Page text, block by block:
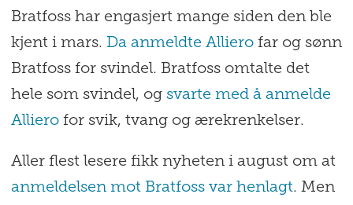
Bratfoss har engasjert mange siden den ble
kjent i mars. Da anmeldte Allierofar og sønn
Bratfoss for svindel. Bratfoss omtalte det
hele som svindel, og svarte med å anmelde
Allierofor svik, tvang og ærekrenkelser.
Aller flest lesere fikk nyheten i august om at
anmeldelsen mot Bratfoss var henlagt. Men